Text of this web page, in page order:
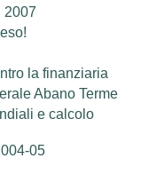
2007
la finanziaria
Abano Terme
e calcolo
05